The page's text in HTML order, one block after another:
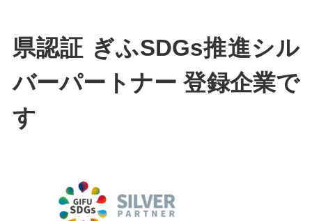
県認証 ぎふSDGs推進シル
バーパートナー 登録企業で
す